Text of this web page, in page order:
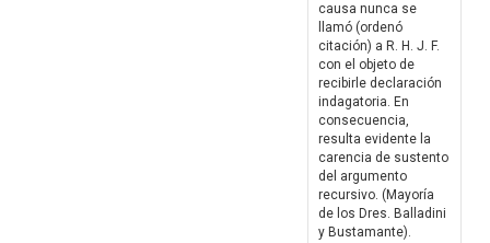
causa nunca se
llamó (ordenó
citación) a R. H. J. F.
con el objeto de
recibirle declaración
indagatoria. En
consecuencia,
resulta evidente la
carencia de sustento
del argumento
recursivo. (Mayoría
de los Dres. Balladini
y Bustamante).